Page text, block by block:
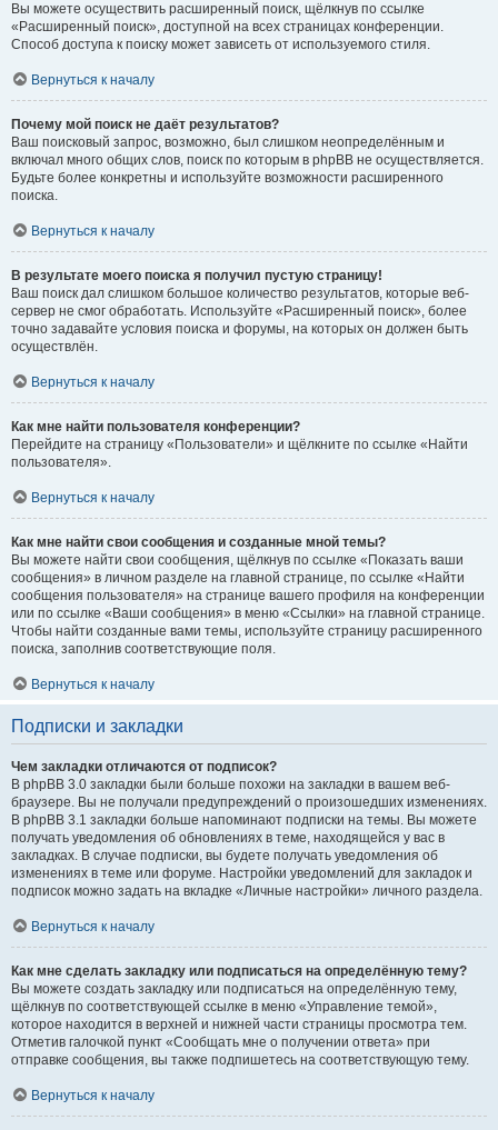
Вы можете осуществить расширенный поиск, щёлкнув по ссылке
«Расширенный поиск», доступной на всех страницах конференции.
Способ доступа к поиску может зависеть от используемого стиля.
Вернуться к началу
Почему мой поиск не даёт результатов?
Ваш поисковый запрос, возможно, был слишком неопределённым и
включал много общих слов, поиск по которым в phpBB не осуществляется.
Будьте более конкретны и используйте возможности расширенного
поиска.
Вернуться к началу
В результате моего поиска я получил пустую страницу!
Ваш поиск дал слишком большое количество результатов, которые веб-
сервер не смог обработать. Используйте «Расширенный поиск», более
точно задавайте условия поиска и форумы, на которых он должен быть
осуществлён.
Вернуться к началу
Как мне найти пользователя конференции?
Перейдите на страницу «Пользователи» и щёлкните по ссылке «Найти
пользователя».
Вернуться к началу
Как мне найти свои сообщения и созданные мной темы?
Вы можете найти свои сообщения, щёлкнув по ссылке «Показать ваши
сообщения» в личном разделе на главной странице, по ссылке «Найти
сообщения пользователя» на странице вашего профиля на конференции
или по ссылке «Ваши сообщения» в меню «Ссылки» на главной странице.
Чтобы найти созданные вами темы, используйте страницу расширенного
поиска, заполнив соответствующие поля.
Вернуться к началу
Подписки и закладки
Чем закладки отличаются от подписок?
В phpBB 3.0 закладки были больше похожи на закладки в вашем веб-
браузере. Вы не получали предупреждений о произошедших изменениях.
В phpBB 3.1 закладки больше напоминают подписки на темы. Вы можете
получать уведомления об обновлениях в теме, находящейся у вас в
закладках. В случае подписки, вы будете получать уведомления об
изменениях в теме или форуме. Настройки уведомлений для закладок и
подписок можно задать на вкладке «Личные настройки» личного раздела.
Вернуться к началу
Как мне сделать закладку или подписаться на определённую тему?
Вы можете создать закладку или подписаться на определённую тему,
щёлкнув по соответствующей ссылке в меню «Управление темой»,
которое находится в верхней и нижней части страницы просмотра тем.
Отметив галочкой пункт «Сообщать мне о получении ответа» при
отправке сообщения, вы также подпишетесь на соответствующую тему.
Вернуться к началу